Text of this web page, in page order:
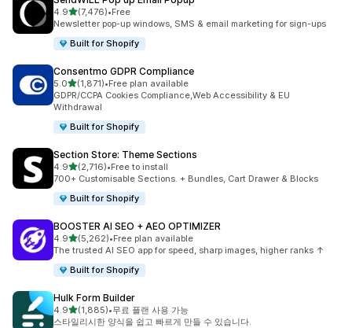
4.9별 5개 중
(7,476)
총 리뷰 7476개
•Free
Newsletter pop-up windows, SMS & email marketing for sign-ups
Built for Shopify
Consentmo GDPR Compliance
5.0별 5개 중
(1,871)
총 리뷰 1871개
•Free plan available
GDPR/CCPA Cookies Compliance,Web Accessibility & EU
Withdrawal
Built for Shopify
Section Store: Theme Sections
4.9별 5개 중
(2,716)
총 리뷰 2716개
•Free to install
700+ Customisable Sections. + Bundles, Cart Drawer & Blocks
Built for Shopify
BOOSTER AI SEO + AEO OPTIMIZER
4.9별 5개 중
(5,262)
총 리뷰 5262개
•Free plan available
The trusted AI SEO app for speed, sharp images, higher ranks ↑
Built for Shopify
Hulk Form Builder
4.9별 5개 중
(1,885)
총 리뷰 1885개
•무료 플랜 사용 가능
스타일리시한 양식을 쉽고 빠르게 만들 수 있습니다.